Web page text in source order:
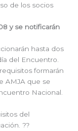
de los socios
y se notificarán
hasta dos
del Encuentro.
formarán
AMJA que se
Nacional.
del
??